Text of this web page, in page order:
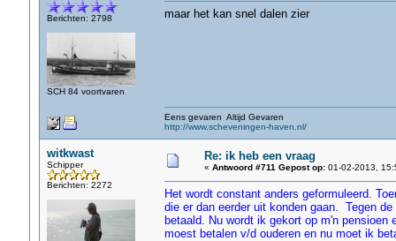
Berichten: 2798
SCH 84 voortvaren
maar het kan snel dalen zier
Eens gevaren Altijd Gevaren
http://www.scheveningen-haven.nl/
witkwast
Schipper
Berichten: 2272
Re: ik heb een vraag
« Antwoord #711 Gepost op:01-02-2013,
Het wordt constant anders geformuleerd.
die er dan eerder uit konden gaan. Tegen
betaald. Nu wordt ik gekort op m'n
moest betalen v/d ouderen en nu moet ik